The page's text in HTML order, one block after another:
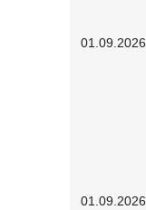
01.09.2026
01.09.2026